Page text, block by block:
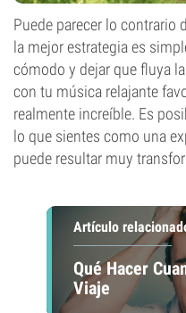
Puede parecer lo contrario
la mejor estrategia es
cómodo y dejar que fluya
con tu música relajante
realmente increíble. Es
lo que sientes como una
puede resultar muy
Artículo
Qué Hacer
Viaje